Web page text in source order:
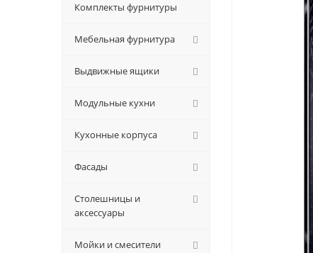
Комплекты фурнитуры
Мебельная фурнитура
Выдвижные ящики
Модульные кухни
Кухонные корпуса
Фасады
Столешницы и
аксессуары
Мойки и смесители